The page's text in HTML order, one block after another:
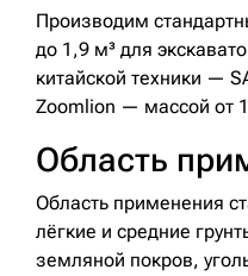
Производим
до 1,9 м³ для
китайской техники —
Zoomlion — массой от
Область
Область применения
лёгкие и средние
земляной покров,